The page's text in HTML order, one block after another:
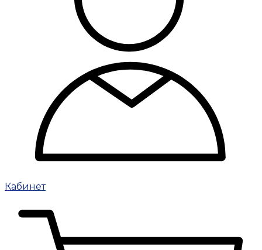
Кабинет